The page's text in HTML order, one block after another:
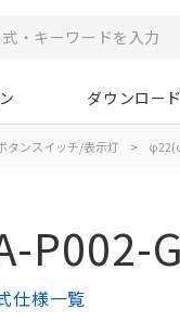
ダウンロード
タンスイッチ/表示灯 >
P002-
仕様一覧